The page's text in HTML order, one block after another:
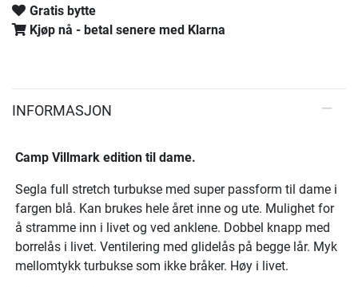
Gratis bytte
Kjøp nå - betal senere med Klarna
INFORMASJON
Camp Villmark edition til dame.
Segla full stretch turbukse med super passform til dame i
fargen blå. Kan brukes hele året inne og ute. Mulighet for
å stramme inn i livet og ved anklene. Dobbel knapp med
borrelås i livet. Ventilering med glidelås på begge lår. Myk
mellomtykk turbukse som ikke bråker. Høy i livet.